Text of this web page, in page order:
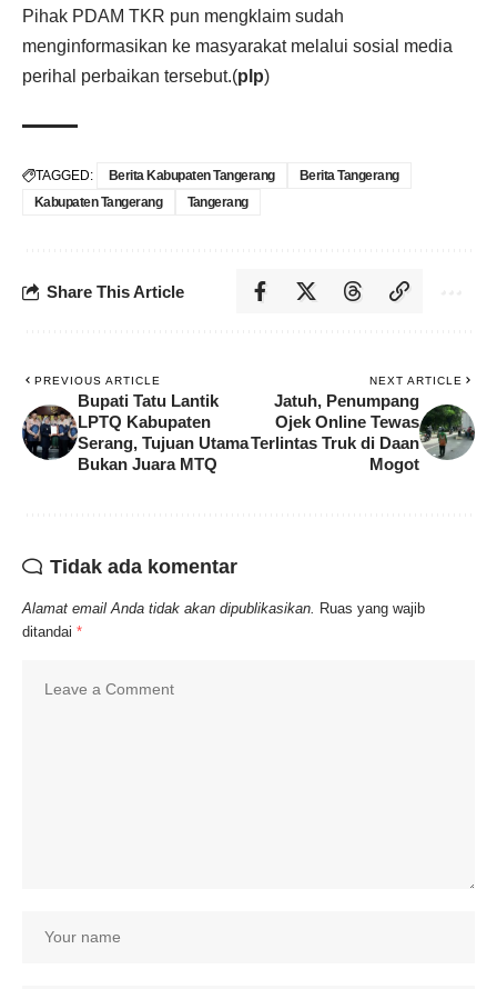
Pihak PDAM TKR pun mengklaim sudah
menginformasikan ke masyarakat melalui sosial media
perihal perbaikan tersebut.(plp)
TAGGED: Berita Kabupaten Tangerang
Berita Tangerang
Kabupaten Tangerang
Tangerang
Share This Article
PREVIOUS ARTICLE
Bupati Tatu Lantik
LPTQ Kabupaten
Serang, Tujuan Utama
Bukan Juara MTQ
NEXT ARTICLE
Jatuh, Penumpang
Ojek Online Tewas
Terlintas Truk di Daan
Mogot
Tidak ada komentar
Alamat email Anda tidak akan dipublikasikan. Ruas yang wajib
ditandai *